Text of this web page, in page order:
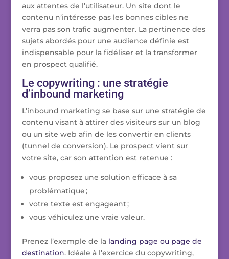
aux attentes de l’utilisateur. Un site dont le
contenu n’intéresse pas les bonnes cibles ne
verra pas son trafic augmenter. La pertinence des
sujets abordés pour une audience définie est
indispensable pour la fidéliser et la transformer
en prospect qualifié.
Le copywriting : une stratégie
d’inbound marketing
L’inbound marketing se base sur une stratégie de
contenu visant à attirer des visiteurs sur un blog
ou un site web afin de les convertir en clients
(tunnel de conversion). Le prospect vient sur
votre site, car son attention est retenue :
vous proposez une solution efficace à sa
problématique ;
votre texte est engageant ;
vous véhiculez une vraie valeur.
Prenez l’exemple de lalanding page ou page de
destination. Idéale à l’exercice du copywriting,